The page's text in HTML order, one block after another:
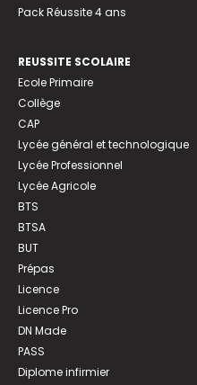
Pack Réussite 4 ans
REUSSITE SCOLAIRE
Ecole Primaire
Collège
CAP
Lycée général et technologique
Lycée Professionnel
Lycée Agricole
BTS
BTSA
BUT
Prépas
Licence
Licence Pro
DN Made
PASS
Diplome infirmier